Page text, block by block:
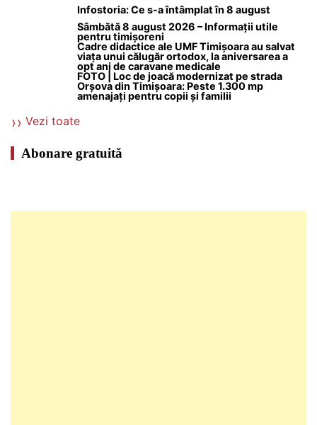
Infostoria: Ce s-a întâmplat în 8 august
Sâmbătă 8 august 2026 – Informații utile
pentru timișoreni
Cadre didactice ale UMF Timișoara au salvat
viața unui călugăr ortodox, la aniversarea a
opt ani de caravane medicale
FOTO | Loc de joacă modernizat pe strada
Orșova din Timișoara: Peste 1.300 mp
amenajați pentru copii și familii
Vezi toate
Abonare gratuită